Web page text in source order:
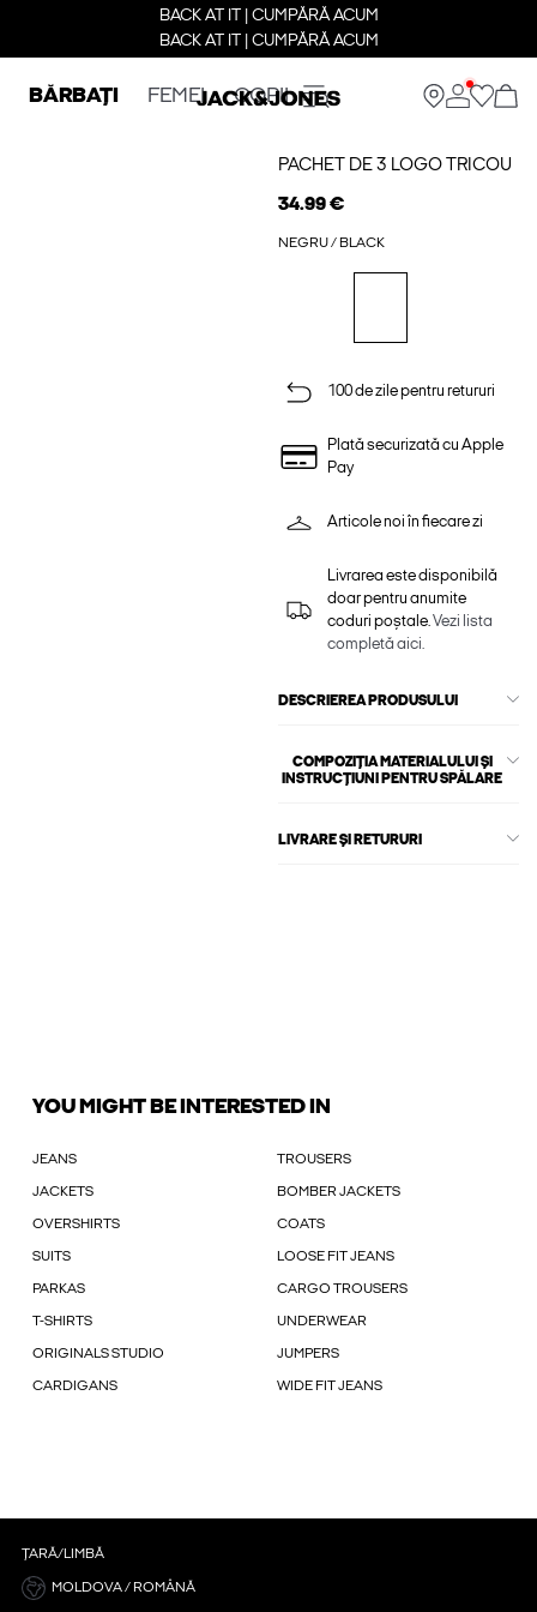
BACK AT IT | CUMPĂRĂ ACUM
BACK AT IT | CUMPĂRĂ ACUM
BĂRBAȚI FEMEI COPII
PACHET DE 3 LOGO TRICOU
34.99 €
NEGRU / BLACK
100 de zile pentru retururi
Plată securizată cu Apple
Pay
Articole noi în fiecare zi
Livrarea este disponibilă
doar pentru anumite
coduri poștale.Vezi lista
completă aici.
DESCRIEREA PRODUSULUI
COMPOZIȚIA MATERIALULUI ȘI
INSTRUCȚIUNI PENTRU SPĂLARE
LIVRARE ȘI RETURURI
YOU MIGHT BE INTERESTED IN
JEANS TROUSERS
JACKETS BOMBER JACKETS
OVERSHIRTS COATS
SUITS LOOSE FIT JEANS
PARKAS CARGO TROUSERS
T-SHIRTS UNDERWEAR
ORIGINALS STUDIO JUMPERS
CARDIGANS WIDE FIT JEANS
ȚARĂ/LIMBĂ
MOLDOVA / ROMÂNĂ